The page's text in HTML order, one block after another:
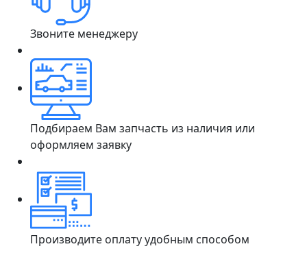
Звоните менеджеру
Подбираем Вам запчасть из наличия или
оформляем заявку
Производите оплату удобным способом